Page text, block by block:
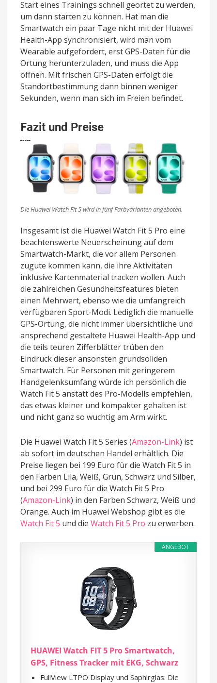
Start eines Trainings schnell geortet zu werden,
um dann starten zu können. Hat man die
Smartwatch ein paar Tage nicht mit der Huawei
Health-App synchronisiert, wird man vom
Wearable aufgefordert, erst GPS-Daten für die
Ortung herunterzuladen, und muss die App
öffnen. Mit frischen GPS-Daten erfolgt die
Standortbestimmung dann binnen weniger
Sekunden, wenn man sich im Freien befindet.
Fazit und Preise
Die Huawei Watch Fit 5 wird in fünf Farbvarianten angeboten.
Insgesamt ist die Huawei Watch Fit 5 Pro eine
beachtenswerte Neuerscheinung auf dem
Smartwatch-Markt, die vor allem Personen
zugute kommen kann, die ihre Aktivitäten
inklusive Kartenmaterial tracken wollen. Auch
die zahlreichen Gesundheitsfeatures bieten
einen Mehrwert, ebenso wie die umfangreich
verfügbaren Sport-Modi. Lediglich die manuelle
GPS-Ortung, die nicht immer übersichtliche und
ansprechend gestaltete Huawei Health-App und
die teils teuren Zifferblätter trüben den
Eindruck dieser ansonsten grundsoliden
Smartwatch. Für Personen mit geringerem
Handgelenksumfang würde ich persönlich die
Watch Fit 5 anstatt des Pro-Modells empfehlen,
das etwas kleiner und kompakter gehalten ist
und nicht ganz so wuchtig am Arm wirkt.
Die Huawei Watch Fit 5 Series (Amazon-Link) ist
ab sofort im deutschen Handel erhältlich. Die
Preise liegen bei 199 Euro für die Watch Fit 5 in
den Farben Lila, Weiß, Grün, Schwarz und Silber,
und bei 299 Euro für die Watch Fit 5 Pro
(Amazon-Link) in den Farben Schwarz, Weiß und
Orange. Auch im Huawei Webshop gibt es die
Watch Fit 5 und die Watch Fit 5 Pro zu erwerben.
ANGEBOT
HUAWEI Watch FIT 5 Pro Smartwatch,
GPS, Fitness Tracker mit EKG, Schwarz
FullView LTPO Display und Saphirglas: Die